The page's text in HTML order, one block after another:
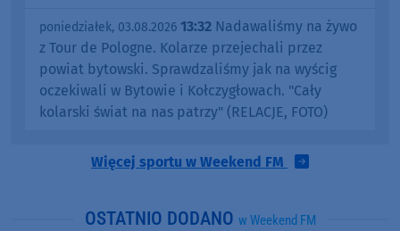
poniedziałek, 03.08.2026 13:32 Nadawaliśmy na żywo
z Tour de Pologne. Kolarze przejechali przez
powiat bytowski. Sprawdzaliśmy jak na wyścig
oczekiwali w Bytowie i Kołczygłowach. "Cały
kolarski świat na nas patrzy" (RELACJE, FOTO)
Więcej sportu w Weekend FM
OSTATNIO DODANO w Weekend FM